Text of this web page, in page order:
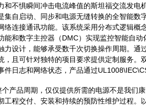
和不惧瞬间冲击电流峰值的斯坦福交流发电
集自启动、同步和电源无缝转换的全智能
络连接通讯功能。该系统采用分布式逻辑概
能和数字主控器（DMC）实现监控智能自
力设计，能够承受数千次切换操作周期。
，且可针对独特的项目要求提供定制服务
件日志和网络状态，产品通过
个产品周期，仅仅提供所需的电源不是我们
工程交付、安装和持续的预防性维护过程。